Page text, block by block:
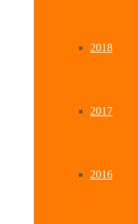
2018
2017
2016